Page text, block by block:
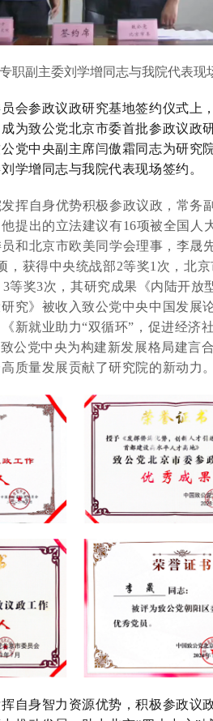
职副主委刘学增同志与我院代表现
会参政议政研究基地签约仪式上
为致公党北京市委首批参政议政
党中央副主席闫傲霜同志为研究
学增同志与我院代表现场签约。
挥自身优势积极参政议政，常务
提出的立法建议有16项被全国人
和北京市欧美同学会理事，李晟
，获得中央统战部2等奖1次，北
等奖3次， 其研究成果《内陆开放
究》被收入致公党中央中国发展
新就业助力“双循环”，促进经济
公党中央为构建新发展格局建言
质量发展贡献了研究院的新动力
自身智力资源优势，积极参政议